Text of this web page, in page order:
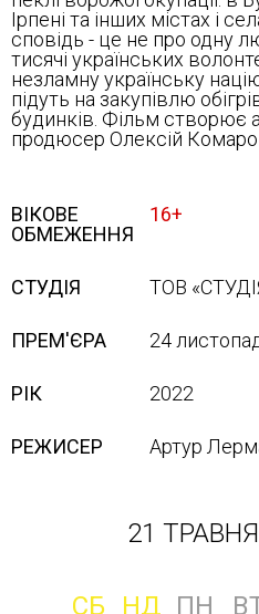
Ірпені та інших містах і
сповідь - це не про одну
тисячі українських
незламну українську
підуть на закупівлю
будинків. Фільм створює
продюсер Олексій
ВІКОВЕ
ОБМЕЖЕННЯ
16+
СТУДІЯ ТОВ
ПРЕМ'ЄРА 24
РІК 2022
РЕЖИСЕР Артур
21
СБ НД ПН